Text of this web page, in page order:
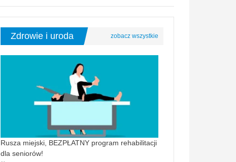
Zdrowie i uroda
Rusza miejski, BEZPŁATNY program rehabilitacji
dla seniorów!